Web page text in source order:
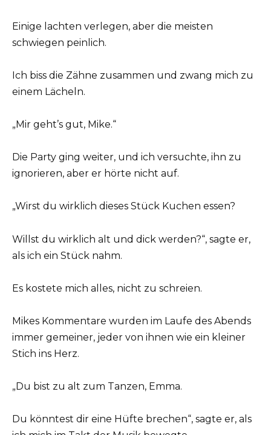
Einige lachten verlegen, aber die meisten
schwiegen peinlich.
Ich biss die Zähne zusammen und zwang mich zu
einem Lächeln.
„Mir geht’s gut, Mike.“
Die Party ging weiter, und ich versuchte, ihn zu
ignorieren, aber er hörte nicht auf.
„Wirst du wirklich dieses Stück Kuchen essen?
Willst du wirklich alt und dick werden?“, sagte er,
als ich ein Stück nahm.
Es kostete mich alles, nicht zu schreien.
Mikes Kommentare wurden im Laufe des Abends
immer gemeiner, jeder von ihnen wie ein kleiner
Stich ins Herz.
„Du bist zu alt zum Tanzen, Emma.
Du könntest dir eine Hüfte brechen“, sagte er, als